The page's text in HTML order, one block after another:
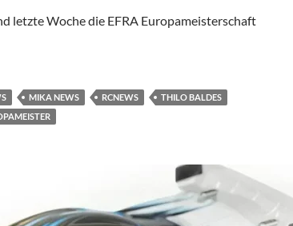
letzte Woche die EFRA Europameisterschaft
Europameister VG8 2026
MIKA NEWS RCNEWS
THILO BALDES